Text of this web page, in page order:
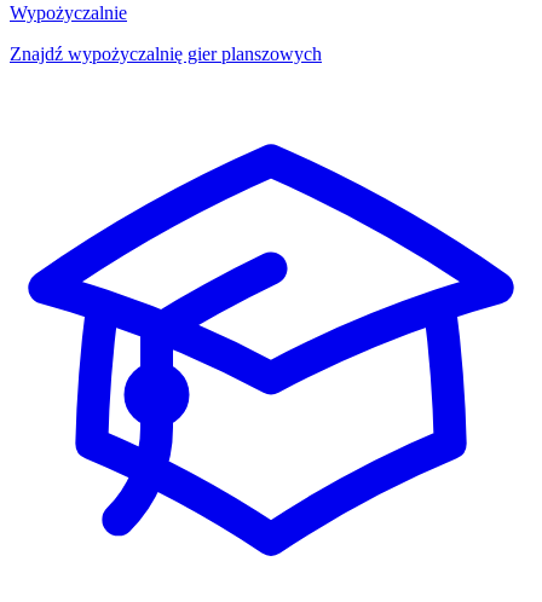
Wypożyczalnie
Znajdź wypożyczalnię gier planszowych